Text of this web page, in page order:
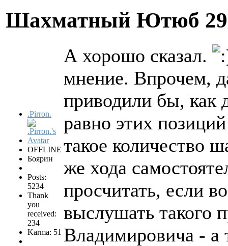
Шахматный Ютюб
.Pirron.
OFFLINE
Боярин
Posts:
5234
Thank
you
received:
234
Karma: 51
А хорошо сказал.
мнение. Впрочем,
приводили бы, как
равно этих
такое количество
же хода
просчитать, если
выслушать такого
Владимировича - а